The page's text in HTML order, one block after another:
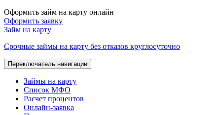
Оформить займ на карту онлайн
Оформить заявку
Займ на карту
Срочные займы на карту без отказов круглосуточно
Переключатель навигации
Займы на карту
Список МФО
Расчет процентов
Онлайн-заявка